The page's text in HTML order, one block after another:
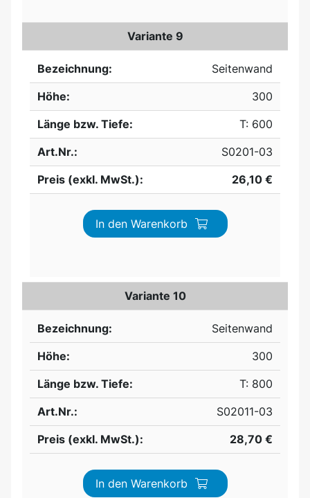
Variante 9
Bezeichnung:
Seitenwand
Höhe:
300
Länge bzw. Tiefe:
T: 600
Art.Nr.:
S0201-03
Preis (exkl. MwSt.):
26,10 €
In den Warenkorb
Variante 10
Bezeichnung:
Seitenwand
Höhe:
300
Länge bzw. Tiefe:
T: 800
Art.Nr.:
S02011-03
Preis (exkl. MwSt.):
28,70 €
In den Warenkorb